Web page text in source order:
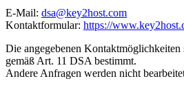
E-Mail: dsa@key2host.com
Kontaktformular: https://
Die angegebenen
gemäß Art. 11 DSA bestimmt.
Andere Anfragen werden nicht